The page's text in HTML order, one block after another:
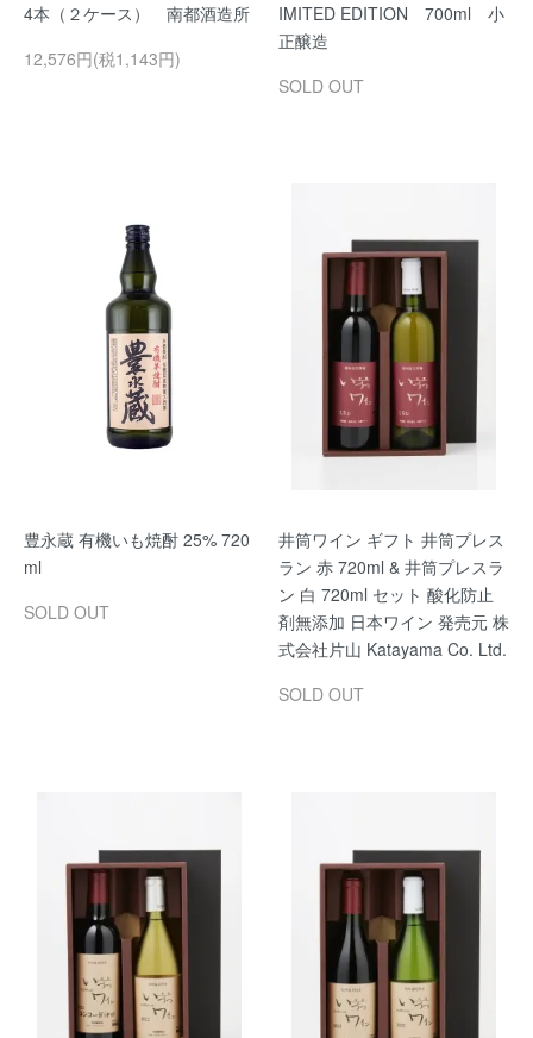
4本（２ケース） 南都酒造所
12,576円(税1,143円)
IMITED EDITION 700ml 小
正醸造
SOLD OUT
豊永蔵 有機いも焼酎 25% 720
ml
SOLD OUT
井筒ワイン ギフト 井筒プレス
ラン 赤 720ml & 井筒プレスラ
ン 白 720ml セット 酸化防止
剤無添加 日本ワイン 発売元 株
式会社片山 Katayama Co. Ltd.
SOLD OUT